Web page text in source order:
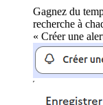
Gagnez du
recherche à
« Créer une